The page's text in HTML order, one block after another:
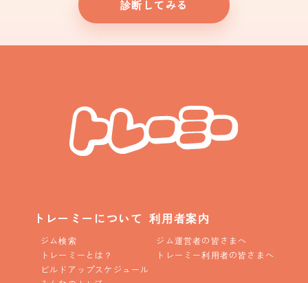
診断してみる
トレーミーについて
ジム検索
トレーミーとは？
ビルドアップスケジュール
利用者案内
ジム運営者の皆さまへ
トレーミー利用者の皆さまへ